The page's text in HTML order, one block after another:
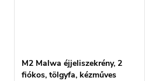
M2 Malwa éjjeliszekrény, 2
fiókos, tölgyfa, kézműves